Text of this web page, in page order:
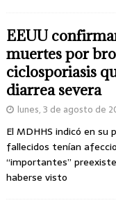
EEUU
muertes por
ciclosporiasis
diarrea severa
lunes, 3 de agosto de
El MDHHS indicó en su
fallecidos tenían
“importantes”
haberse visto